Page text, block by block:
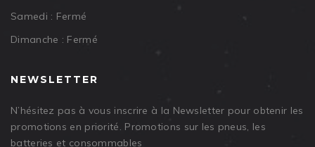
Samedi : Fermé
Dimanche : Fermé
NEWSLETTER
N’hésitez pas à vous inscrire à la Newsletter pour obtenir les
promotions en priorité. Promotions sur les pneus, les
batteries et consommables